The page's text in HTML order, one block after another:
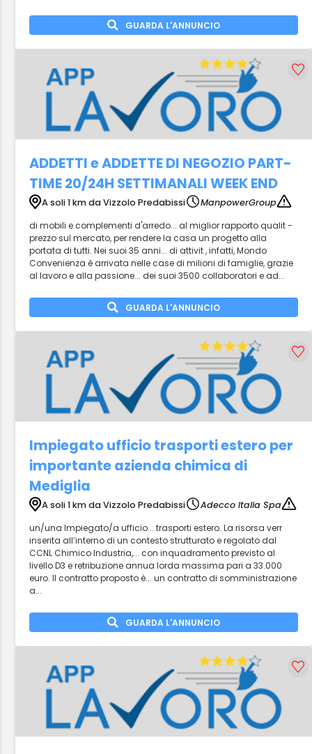
GUARDA L'ANNUNCIO
ADDETTI e ADDETTE DI NEGOZIO PART-
TIME 20/24H SETTIMANALI WEEK END
A soli 1 km da Vizzolo Predabissi
ManpowerGroup
di mobili e complementi d'arredo... al miglior rapporto qualit -
prezzo sul mercato, per rendere la casa un progetto alla
portata di tutti. Nei suoi 35 anni... di attivit , infatti, Mondo
Convenienza è arrivata nelle case di milioni di famiglie, grazie
al lavoro e alla passione... dei suoi 3500 collaboratori e ad...
GUARDA L'ANNUNCIO
Impiegato ufficio trasporti estero per
importante azienda chimica di
Mediglia
A soli 1 km da Vizzolo Predabissi
Adecco Italia Spa
un/una Impiegato/a ufficio... trasporti estero. La risorsa verr
inserita all’interno di un contesto strutturato e regolato dal
CCNL Chimico Industria,... con inquadramento previsto al
livello D3 e retribuzione annua lorda massima pari a 33.000
euro. Il contratto proposto è... un contratto di somministrazione
a...
GUARDA L'ANNUNCIO